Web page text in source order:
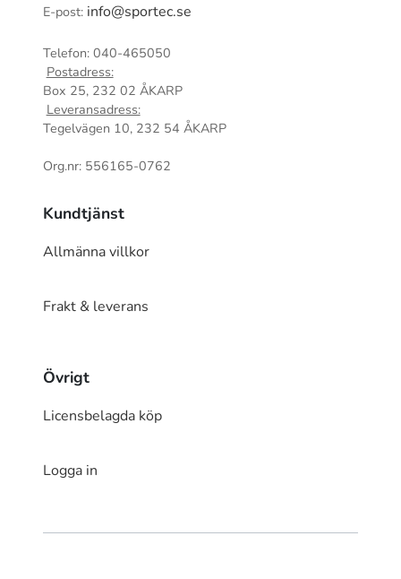
E-post: info@sportec.se
Telefon: 040-465050
Postadress:
Box 25, 232 02 ÅKARP
Leveransadress:
Tegelvägen 10, 232 54 ÅKARP
Org.nr: 556165-0762
Kundtjänst
Allmänna villkor
Frakt & leverans
Övrigt
Licensbelagda köp
Logga in